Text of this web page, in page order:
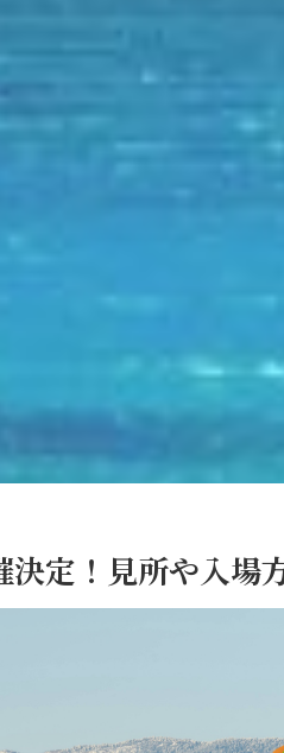
定！見所や入場